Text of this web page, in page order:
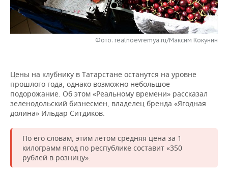
НЕФТЕХИМИЯ
НЕФТЬ
ЭНЕРГЕТИКА
РОЗНИЧНАЯ ТОРГОВЛЯ
НОВОСТИ ТЕХНОЛОГИЙ
ТЕЛЕКОММУНИКАЦИИ
МЕРОПРИЯТИЯ
НОВОСТИ МЕРОПРИЯТИЙ
БИЗНЕС-БРАНЧИ
ONLINE-КОНФЕРЕНЦИИ
ОТКРЫТАЯ ЛЕКЦИЯ
ФУТБОЛ
ХОККЕЙ
БАСКЕТБОЛ
ВОЛЕЙБОЛ
НОВОСТИ ОБЩЕСТВА
ВЛАСТЬ
ИНФРАСТРУКТУРА
ИСТОРИЯ
ФОТОГАЛЕРЕЯ
СЮЖЕТЫ
СПРАВОЧНИК
СПИСОК ПЕРСОН
ПОЛНАЯ ВЕРСИЯ
Фото: realnoevremya.ru/Максим Кокунин
Цены на клубнику в Татарстане останутся на уровне
прошлого года, однако возможно небольшое
подорожание. Об этом «Реальному времени» рассказал
зеленодольский бизнесмен, владелец бренда «Ягодная
долина» Ильдар Ситдиков.
По его словам, этим летом средняя цена за 1
килограмм ягод по республике составит «350
рублей в розницу».